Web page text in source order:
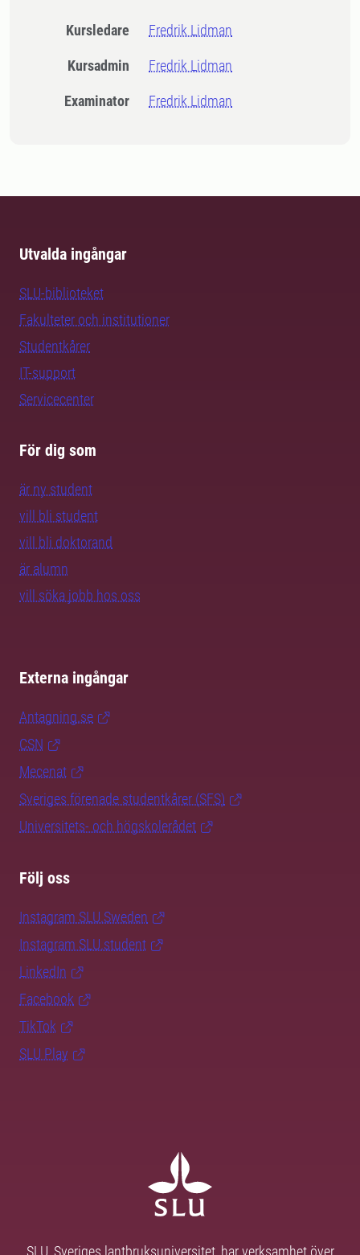
Kursledare Fredrik Lidman
Kursadmin Fredrik Lidman
Examinator Fredrik Lidman
Utvalda ingångar
SLU-biblioteket
Fakulteter och institutioner
Studentkårer
IT-support
Servicecenter
För dig som
är ny student
vill bli student
vill bli doktorand
är alumn
vill söka jobb hos oss
Externa ingångar
Antagning.se
CSN
Mecenat
Sveriges förenade studentkårer (SFS)
Universitets- och högskolerådet
Följ oss
Instagram SLU.Sweden
Instagram SLU.student
LinkedIn
Facebook
TikTok
SLU Play
SLU, Sveriges lantbruksuniversitet, har verksamhet över